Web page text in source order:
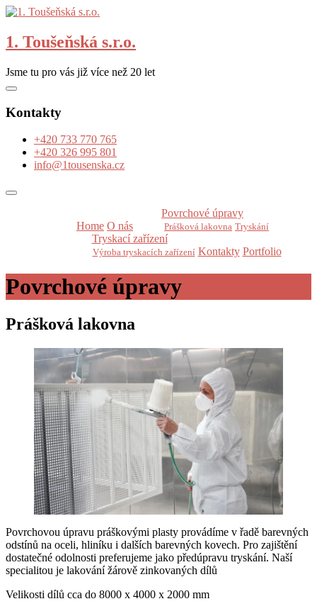
Skip
content
1. Toušeňská s.r.o.
Jsme tu pro vás již více než 20 let
Kontakty
+420 733 770 765
+420 326 995 801
info@1tousenska.cz
Home O nás
Povrchové úpravy
Prášková lakovna Tryskání
Tryskací zařízení
Výroba tryskacích zařízení Kontakty Portfolio
Povrchové úpravy
Prášková lakovna
Povrchovou úpravu práškovými plasty provádíme v řadě barevných
odstínů na oceli, hliníku i dalších barevných kovech. Pro zajištění
dostatečné odolnosti preferujeme jako předúpravu tryskání. Naší
specialitou je lakování žárově zinkovaných dílů
Velikosti dílů cca do 8000 x 4000 x 2000 mm